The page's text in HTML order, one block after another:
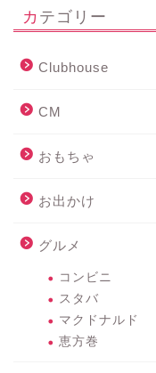
カテゴリー
Clubhouse
CM
おもちゃ
お出かけ
グルメ
コンビニ
スタバ
マクドナルド
恵方巻